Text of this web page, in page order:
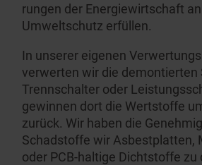
rungen der Energie­wirt­schaft
Umwelt­schutz erfüllen.
In unserer eigenen
verwerten wir die demontierten
Trennschalter oder
gewinnen dort die Wertstoffe
zurück. Wir haben die
Schadstoffe wir Asbest­platten,
oder PCB-haltige Dichtstoffe zu